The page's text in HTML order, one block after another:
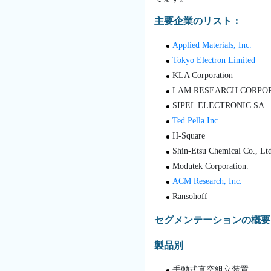
主要企業のリスト：
Applied Materials, Inc.
Tokyo Electron Limited
KLA Corporation
LAM RESEARCH
SIPEL ELECTRONIC SA
Ted Pella Inc.
H-Square
Shin-Etsu Chemical Co., Ltd.
Modutek Corporation.
ACM Research, Inc.
Ransohoff
セグメンテーションの概要
製品別